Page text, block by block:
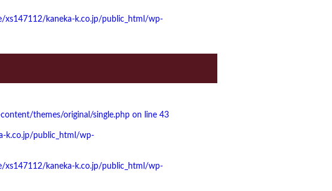
xs147112/kaneka-k.co.jp/public_html/wp-
themes/original/single.php on line 43
k.co.jp/public_html/wp-
xs147112/kaneka-k.co.jp/public_html/wp-